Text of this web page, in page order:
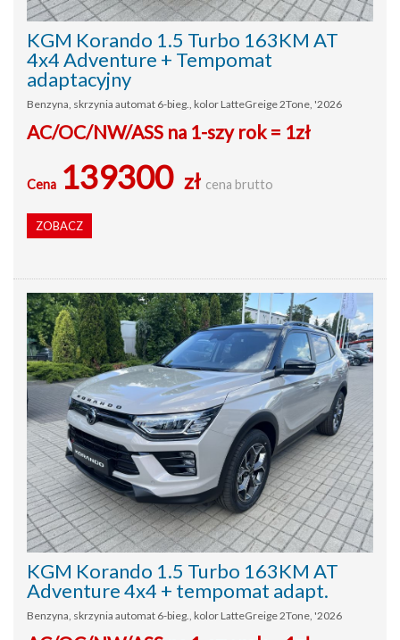
KGM Korando 1.5 Turbo 163KM AT
4x4 Adventure + Tempomat
adaptacyjny
Benzyna, skrzynia automat 6-bieg., kolor LatteGreige 2Tone, '2026
AC/OC/NW/ASS na 1-szy rok = 1zł
Cena 139300 zł cena brutto
ZOBACZ
KGM Korando 1.5 Turbo 163KM AT
Adventure 4x4 + tempomat adapt.
Benzyna, skrzynia automat 6-bieg., kolor LatteGreige 2Tone, '2026